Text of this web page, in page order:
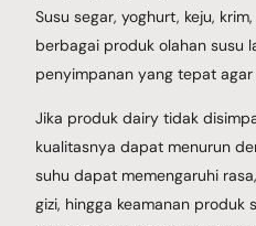
Susu segar, yoghurt, keju,
berbagai produk olahan susu
penyimpanan yang tepat
Jika produk dairy tidak
kualitasnya dapat menurun
suhu dapat memengaruhi
gizi, hingga keamanan produk